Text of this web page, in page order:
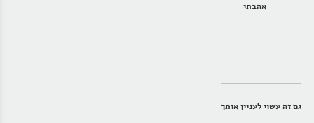
אהבתי
גם זה עשוי לעניין אותך